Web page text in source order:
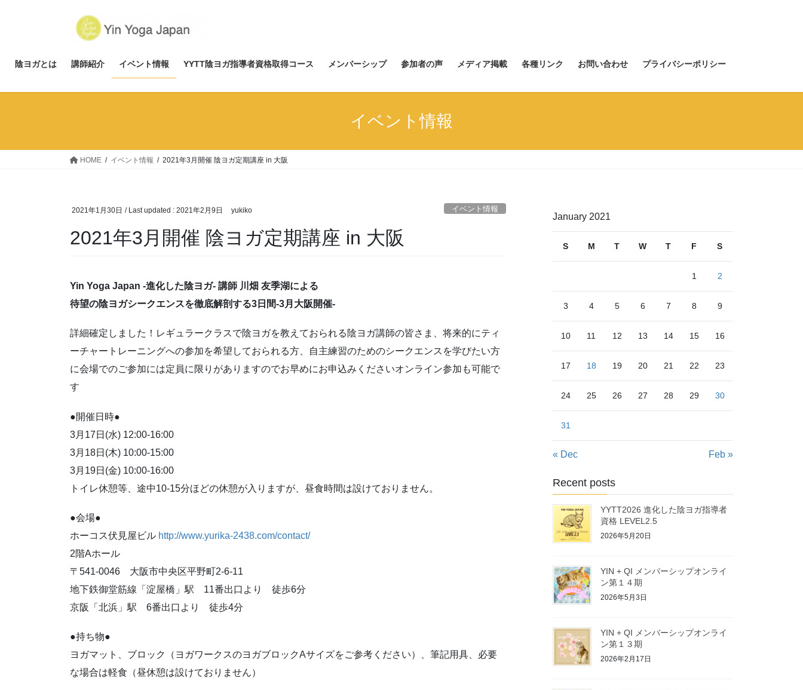
陰ヨガとは 講師紹介 イベント情報 YYTT陰ヨガ指導者資格取得コース メンバーシップ 参加者の声 メディア掲載 各種リンク お問い合わせ プライバシーポリシー
イベント情報
HOME イベント情報 2021年3月開催 陰ヨガ定期講座 in 大阪
2021年1月30日 / Last updated : 2021年2月9日 yukiko イベント情報
2021年3月開催 陰ヨガ定期講座 in 大阪
Yin Yoga Japan -進化した陰ヨガ- 講師 川畑 友季湖による
待望の陰ヨガシークエンスを徹底解剖する3日間-3月大阪開催-
詳細確定しました！レギュラークラスで陰ヨガを教えておられる陰ヨガ講師の皆さま、将来的にティ
ーチャートレーニングへの参加を希望しておられる方、自主練習のためのシークエンスを学びたい方
に会場でのご参加には定員に限りがありますのでお早めにお申込みくださいオンライン参加も可能で
す
●開催日時●
3月17日(水) 12:00-16:00
3月18日(木) 10:00-15:00
3月19日(金) 10:00-16:00
トイレ休憩等、途中10-15分ほどの休憩が入りますが、昼食時間は設けておりません。
●会場●
ホーコス伏見屋ビル http://www.yurika-2438.com/contact/
2階Aホール
〒541-0046 大阪市中央区平野町2-6-11
地下鉄御堂筋線「淀屋橋」駅 11番出口より 徒歩6分
京阪「北浜」駅 6番出口より 徒歩4分
●持ち物●
ヨガマット、ブロック（ヨガワークスのヨガブロックAサイズをご参考ください）、筆記用具、必要
な場合は軽食（昼休憩は設けておりません）
January 2021
S M T W T F S
1 2
3 4 5 6 7 8 9
10 11 12 13 14 15 16
17 18 19 20 21 22 23
24 25 26 27 28 29 30
31
« Dec Feb »
Recent posts
YYTT2026 進化した陰ヨガ指導者
資格 LEVEL2.5
2026年5月20日
YIN + QI メンバーシップオンライ
ン第１４期
2026年5月3日
YIN + QI メンバーシップオンライ
ン第１３期
2026年2月17日